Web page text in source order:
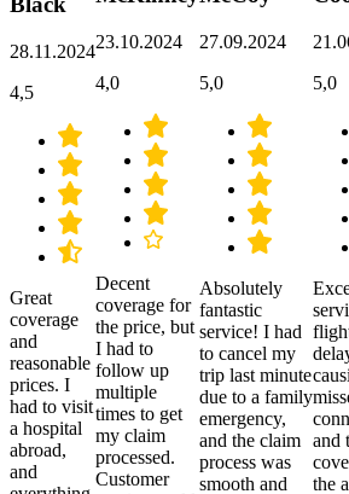
28.11.2024
4,5
Great
coverage
and
reasonable
prices. I
had to visit
a hospital
abroad,
and
23.10.2024
4,0
Decent
coverage for
the price, but
I had to
follow up
multiple
times to get
my claim
processed.
Customer
27.09.2024
5,0
Absolutely
fantastic
service! I had
to cancel my
trip last minute
due to a family
emergency,
and the claim
process was
smooth and
5,0
and
the